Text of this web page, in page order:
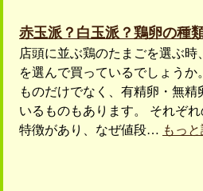
赤玉派？白玉派？鶏卵の種
店頭に並ぶ鶏のたまごを選ぶ
を選んで買っているでしょうか
ものだけでなく、有精卵・無精
いるものもあります。 それぞ
特徴があり、なぜ値段… もっ